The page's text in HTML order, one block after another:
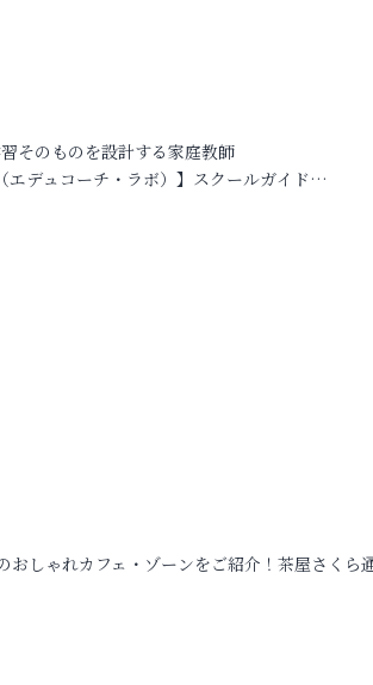
そのものを設計する家庭教師
デュコーチ・ラボ）】スクールガイド…
おしゃれカフェ・ゾーンをご紹介！茶屋さくら